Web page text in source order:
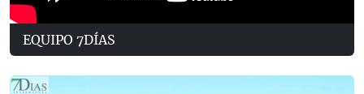
EQUIPO 7DÍAS